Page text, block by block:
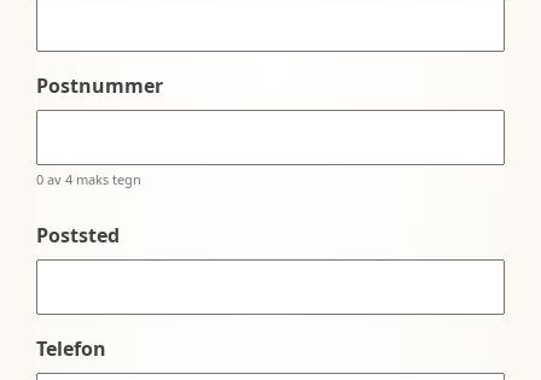
Postnummer
0 av 4 maks tegn
Poststed
Telefon